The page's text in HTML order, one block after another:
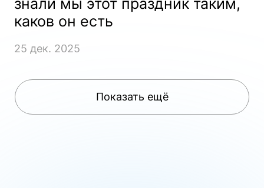
знали мы этот праздник таким,
каков он есть
25 дек. 2025
Показать ещё